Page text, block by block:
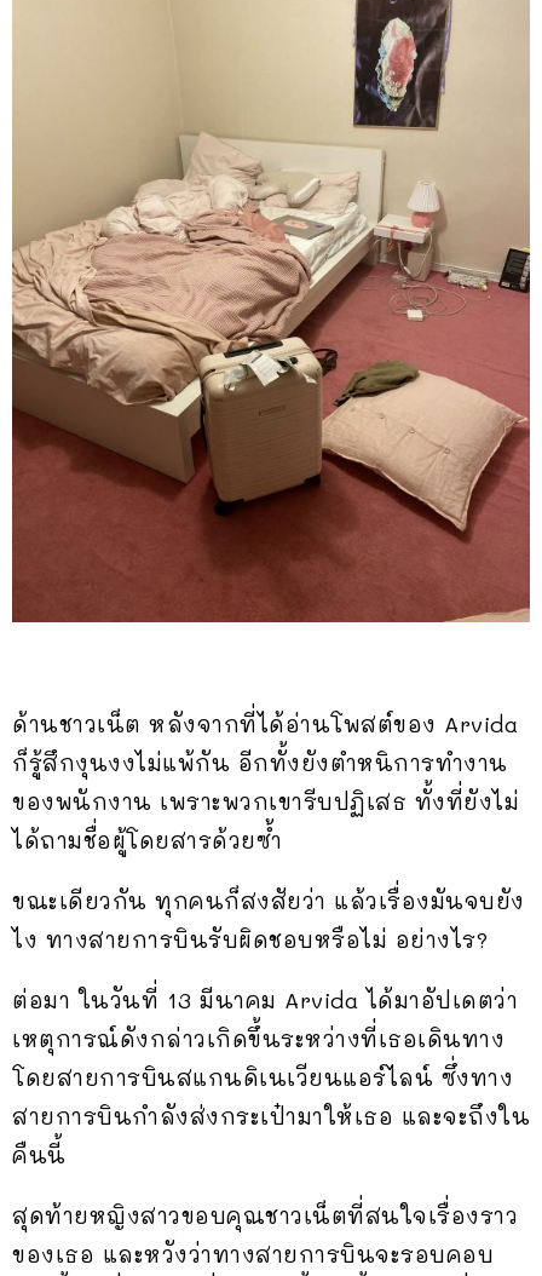
ด้านชาวเน็ต หลังจากที่ได้อ่านโพสต์ของ Arvida
ก็รู้สึกงุนงงไม่แพ้กัน อีกทั้งยังตำหนิการทำงาน
ของพนักงาน เพราะพวกเขารีบปฏิเสธ ทั้งที่ยังไม่
ได้ถามชื่อผู้โดยสารด้วยซ้ำ
ขณะเดียวกัน ทุกคนก็สงสัยว่า แล้วเรื่องมันจบยัง
ไง ทางสายการบินรับผิดชอบหรือไม่ อย่างไร?
ต่อมา ในวันที่ 13 มีนาคม Arvida ได้มาอัปเดตว่า
เหตุการณ์ดังกล่าวเกิดขึ้นระหว่างที่เธอเดินทาง
โดยสายการบินสแกนดิเนเวียนแอร์ไลน์ ซึ่งทาง
สายการบินกำลังส่งกระเป๋ามาให้เธอ และจะถึงใน
คืนนี้
สุดท้ายหญิงสาวขอบคุณชาวเน็ตที่สนใจเรื่องราว
ของเธอ และหวังว่าทางสายการบินจะรอบคอบ